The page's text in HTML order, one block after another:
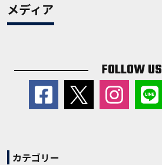
メディア
FOLLOW US
カテゴリー